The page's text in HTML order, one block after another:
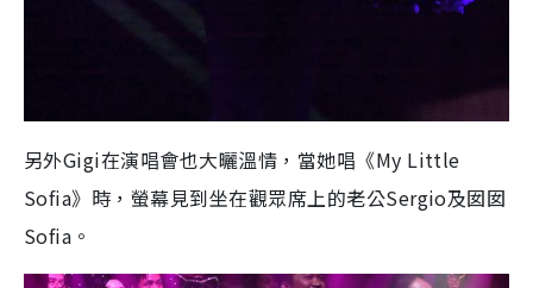
另外Gigi在演唱會也大曬溫情，當她唱《My Little
Sofia》時，螢幕見到坐在觀眾席上的老公Sergio及囡囡
Sofia。